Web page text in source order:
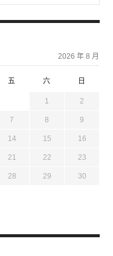
2026 年 8 月
五 六 日
1 2
7 8 9
14 15 16
21 22 23
28 29 30